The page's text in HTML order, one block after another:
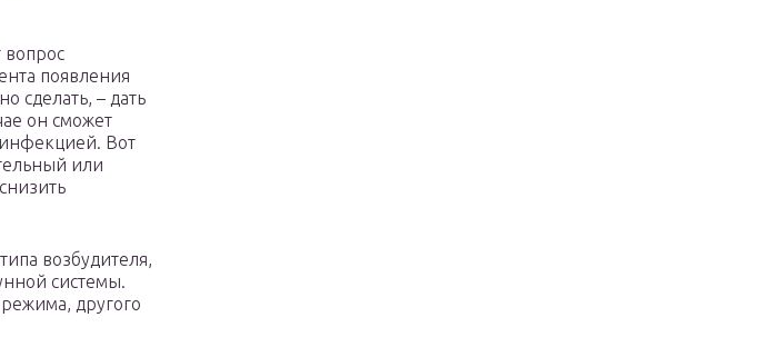
вопрос
появления
сделать, – дать
он сможет
Вот
или
возбудителя,
системы.
другого